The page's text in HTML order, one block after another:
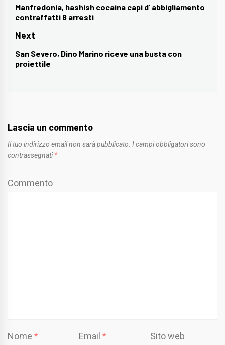
articoli
Previous
post:
Manfredonia, hashish cocaina capi d’ abbigliamento
contraffatti 8 arresti
Next
Next
post:
San Severo, Dino Marino riceve una busta con
proiettile
Lascia un commento
Il tuo indirizzo email non sarà pubblicato. I campi obbligatori sono
contrassegnati *
Commento
Nome * Email* Sito web